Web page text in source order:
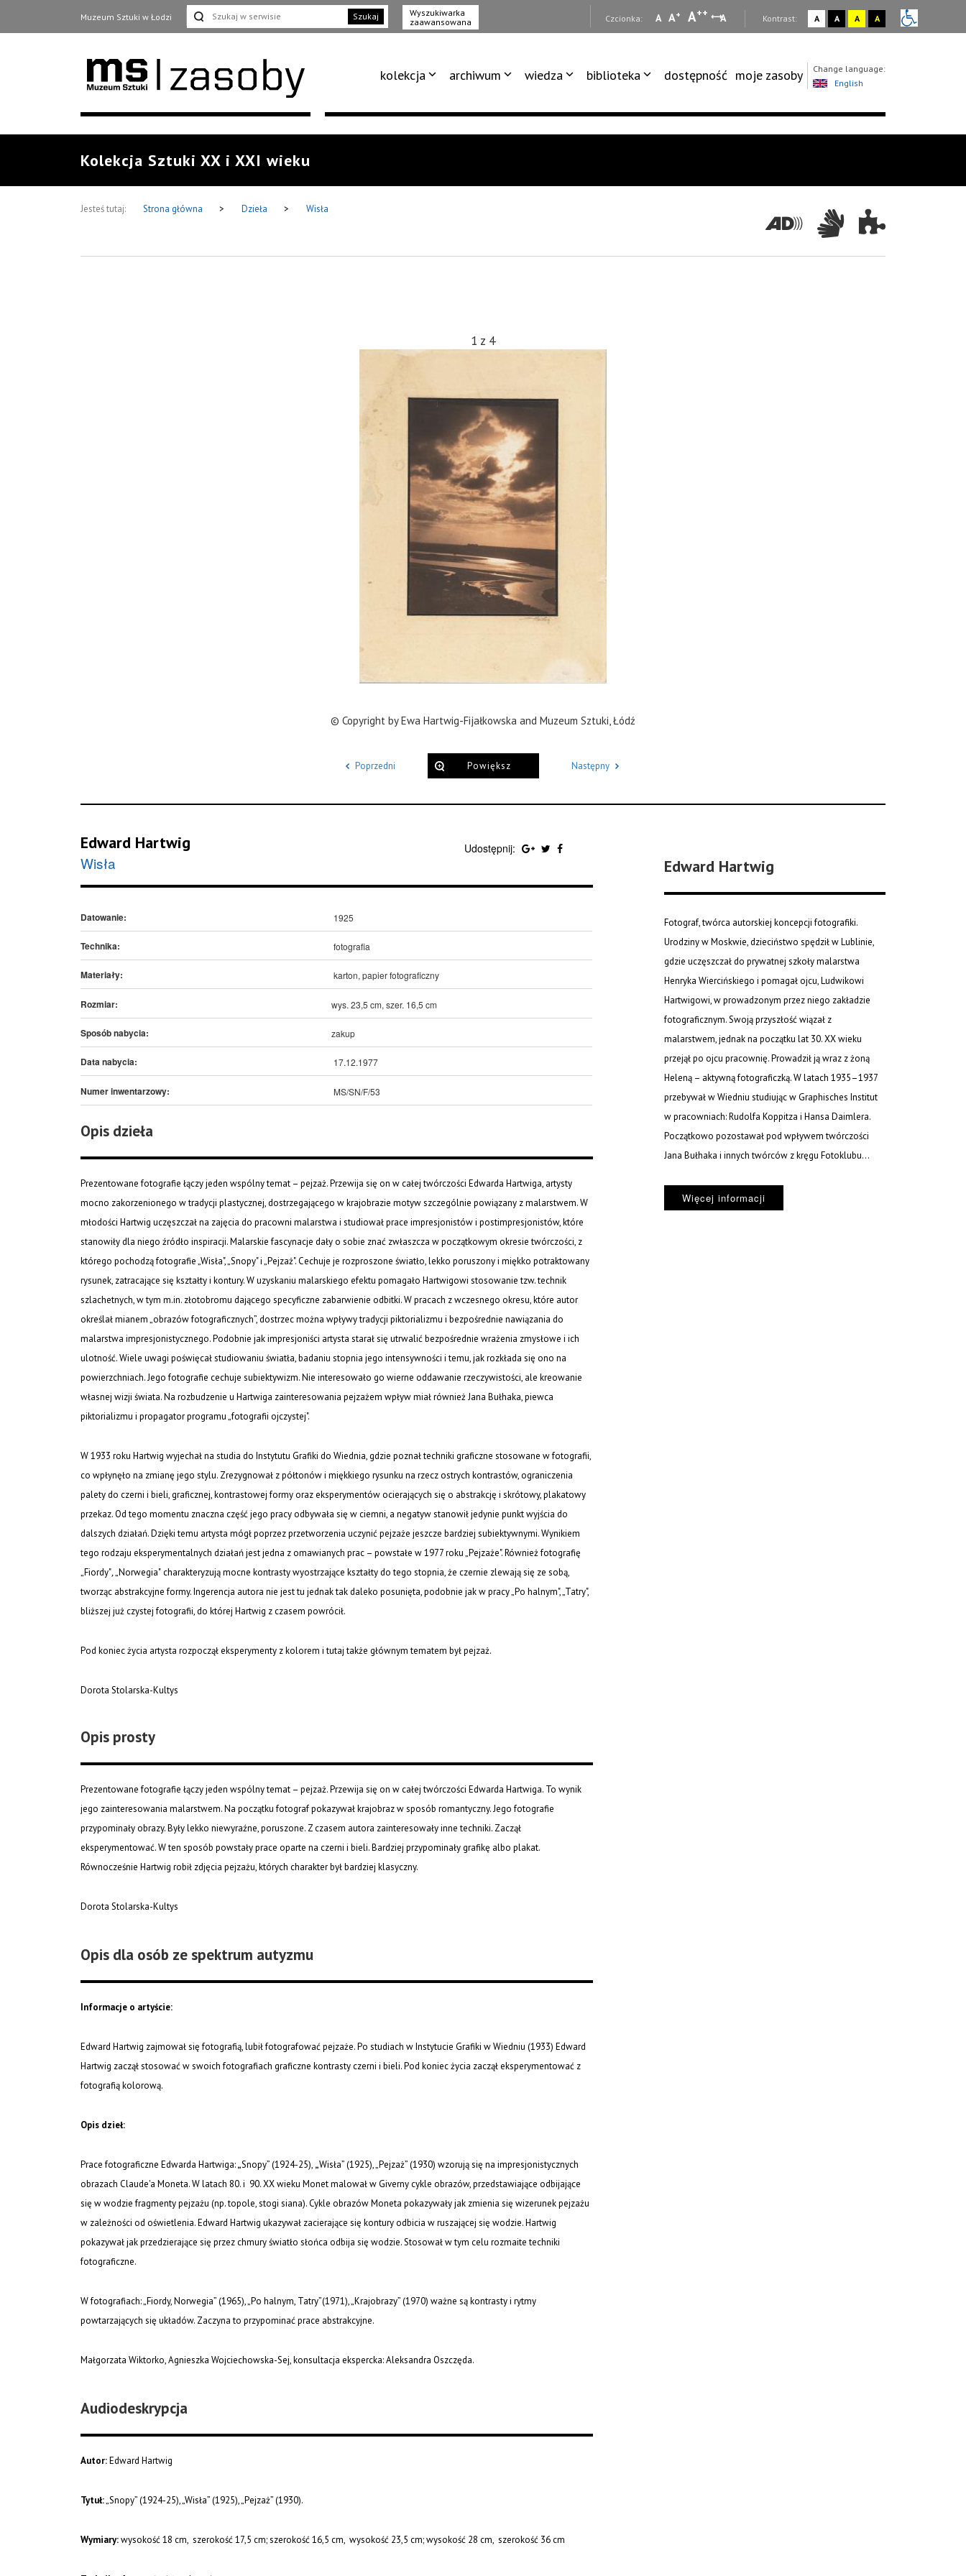
Muzeum Sztuki w Łodzi Szukaj
Wyszukiwarka
zaawansowana
Czcionka: A A+ A++ A Kontrast: A A A A
kolekcja archiwum wiedza biblioteka dostępność moje zasoby
Change language:
English
Kolekcja Sztuki XX i XXI wieku
Jesteś tutaj: Strona główna > Dzieła > Wisła
1 z 4
© Copyright by Ewa Hartwig-Fijałkowska and Muzeum Sztuki, Łódź
Poprzedni Powiększ Następny
Edward Hartwig
Wisła
Udostępnij:
Datowanie: 1925
Technika: fotografia
Materiały: karton, papier fotograficzny
Rozmiar: wys. 23,5 cm, szer. 16,5 cm
Sposób nabycia: zakup
Data nabycia: 17.12.1977
Numer inwentarzowy: MS/SN/F/53
Opis dzieła
Prezentowane fotografie łączy jeden wspólny temat – pejzaż. Przewija się on w całej twórczości Edwarda Hartwiga, artysty
mocno zakorzenionego w tradycji plastycznej, dostrzegającego w krajobrazie motyw szczególnie powiązany z malarstwem. W
młodości Hartwig uczęszczał na zajęcia do pracowni malarstwa i studiował prace impresjonistów i postimpresjonistów, które
stanowiły dla niego źródło inspiracji. Malarskie fascynacje dały o sobie znać zwłaszcza w początkowym okresie twórczości, z
którego pochodzą fotografie „Wisła", „Snopy" i „Pejzaż". Cechuje je rozproszone światło, lekko poruszony i miękko potraktowany
rysunek, zatracające się kształty i kontury. W uzyskaniu malarskiego efektu pomagało Hartwigowi stosowanie tzw. technik
szlachetnych, w tym m.in. złotobromu dającego specyficzne zabarwienie odbitki. W pracach z wczesnego okresu, które autor
określał mianem „obrazów fotograficznych”, dostrzec można wpływy tradycji piktorializmu i bezpośrednie nawiązania do
malarstwa impresjonistycznego. Podobnie jak impresjoniści artysta starał się utrwalić bezpośrednie wrażenia zmysłowe i ich
ulotność. Wiele uwagi poświęcał studiowaniu światła, badaniu stopnia jego intensywności i temu, jak rozkłada się ono na
powierzchniach. Jego fotografie cechuje subiektywizm. Nie interesowało go wierne oddawanie rzeczywistości, ale kreowanie
własnej wizji świata. Na rozbudzenie u Hartwiga zainteresowania pejzażem wpływ miał również Jana Bułhaka, piewca
piktorializmu i propagator programu „fotografii ojczystej".
W 1933 roku Hartwig wyjechał na studia do Instytutu Grafiki do Wiednia, gdzie poznał techniki graficzne stosowane w fotografii,
co wpłynęło na zmianę jego stylu. Zrezygnował z półtonów i miękkiego rysunku na rzecz ostrych kontrastów, ograniczenia
palety do czerni i bieli, graficznej, kontrastowej formy oraz eksperymentów ocierających się o abstrakcję i skrótowy, plakatowy
przekaz. Od tego momentu znaczna część jego pracy odbywała się w ciemni, a negatyw stanowił jedynie punkt wyjścia do
dalszych działań. Dzięki temu artysta mógł poprzez przetworzenia uczynić pejzaże jeszcze bardziej subiektywnymi. Wynikiem
tego rodzaju eksperymentalnych działań jest jedna z omawianych prac – powstałe w 1977 roku „Pejzaże". Również fotografię
„Fiordy",„Norwegia"charakteryzują mocne kontrasty wyostrzające kształty do tego stopnia, że czernie zlewają się ze sobą,
tworząc abstrakcyjne formy. Ingerencja autora nie jest tu jednak tak daleko posunięta, podobnie jak w pracy „Po halnym", „Tatry",
bliższej już czystej fotografii, do której Hartwig z czasem powrócił.
Pod koniec życia artysta rozpoczął eksperymenty z kolorem i tutaj także głównym tematem był pejzaż.
Dorota Stolarska-Kultys
Opis prosty
Prezentowane fotografie łączy jeden wspólny temat – pejzaż. Przewija się on w całej twórczości Edwarda Hartwiga. To wynik
jego zainteresowania malarstwem. Na początku fotograf pokazywał krajobraz w sposób romantyczny. Jego fotografie
przypominały obrazy. Były lekko niewyraźne, poruszone. Z czasem autora zainteresowały inne techniki. Zaczął
eksperymentować. W ten sposób powstały prace oparte na czerni i bieli. Bardziej przypominały grafikę albo plakat.
Równocześnie Hartwig robił zdjęcia pejzażu, których charakter był bardziej klasyczny.
Dorota Stolarska-Kultys
Opis dla osób ze spektrum autyzmu
Informacje o artyście:
Edward Hartwig zajmował się fotografią, lubił fotografować pejzaże. Po studiach w Instytucie Grafiki w Wiedniu (1933) Edward
Hartwig zaczął stosować w swoich fotografiach graficzne kontrasty czerni i bieli. Pod koniec życia zaczął eksperymentować z
fotografią kolorową.
Opis dzieł:
Prace fotograficzne Edwarda Hartwiga:„Snopy” (1924-25), „Wisła” (1925), „Pejzaż” (1930) wzorują się na impresjonistycznych
obrazach Claude'a Moneta. W latach 80. i 90. XX wieku Monet malował w Giverny cykle obrazów, przedstawiające odbijające
się w wodzie fragmenty pejzażu (np. topole, stogi siana). Cykle obrazów Moneta pokazywały jak zmienia się wizerunek pejzażu
w zależności od oświetlenia. Edward Hartwig ukazywał zacierające się kontury odbicia w ruszającej się wodzie. Hartwig
pokazywał jak przedzierające się przez chmury światło słońca odbija się wodzie. Stosował w tym celu rozmaite techniki
fotograficzne.
W fotografiach: „Fiordy, Norwegia” (1965), „Po halnym, Tatry”(1971), „Krajobrazy” (1970) ważne są kontrasty i rytmy
powtarzających się układów. Zaczyna to przypominać prace abstrakcyjne.
Małgorzata Wiktorko, Agnieszka Wojciechowska-Sej, konsultacja ekspercka: Aleksandra Oszczęda.
Audiodeskrypcja
Autor:Edward Hartwig
Tytuł:„Snopy” (1924-25), „Wisła” (1925), „Pejzaż” (1930).
Wymiary:wysokość 18 cm, szerokość 17,5 cm; szerokość 16,5 cm, wysokość 23,5 cm; wysokość 28 cm, szerokość 36 cm
Edward Hartwig
Fotograf, twórca autorskiej koncepcji fotografiki.
Urodziny w Moskwie, dzieciństwo spędził w Lublinie,
gdzie uczęszczał do prywatnej szkoły malarstwa
Henryka Wiercińskiego i pomagał ojcu, Ludwikowi
Hartwigowi, w prowadzonym przez niego zakładzie
fotograficznym. Swoją przyszłość wiązał z
malarstwem, jednak na początku lat 30. XX wieku
przejął po ojcu pracownię. Prowadził ją wraz z żoną
Heleną – aktywną fotograficzką. W latach 1935–1937
przebywał w Wiedniu studiując w Graphisches Institut
w pracowniach: Rudolfa Koppitza i Hansa Daimlera.
Początkowo pozostawał pod wpływem twórczości
Jana Bułhaka i innych twórców z kręgu Fotoklubu...
Więcej informacji